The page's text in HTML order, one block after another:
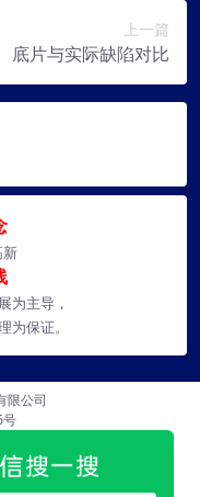
上一篇
底片与实际缺陷对比
为主导，
为保证。
限公司